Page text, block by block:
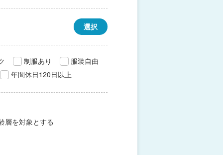
選択
制服あり
服装自由
年間休日120日以上
層を対象とする